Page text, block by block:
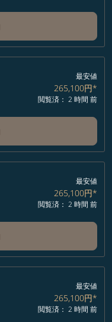
最安値
265,100円*
閲覧済： 2 時間 前
最安値
265,100円*
閲覧済： 2 時間 前
最安値
265,100円*
閲覧済： 2 時間 前